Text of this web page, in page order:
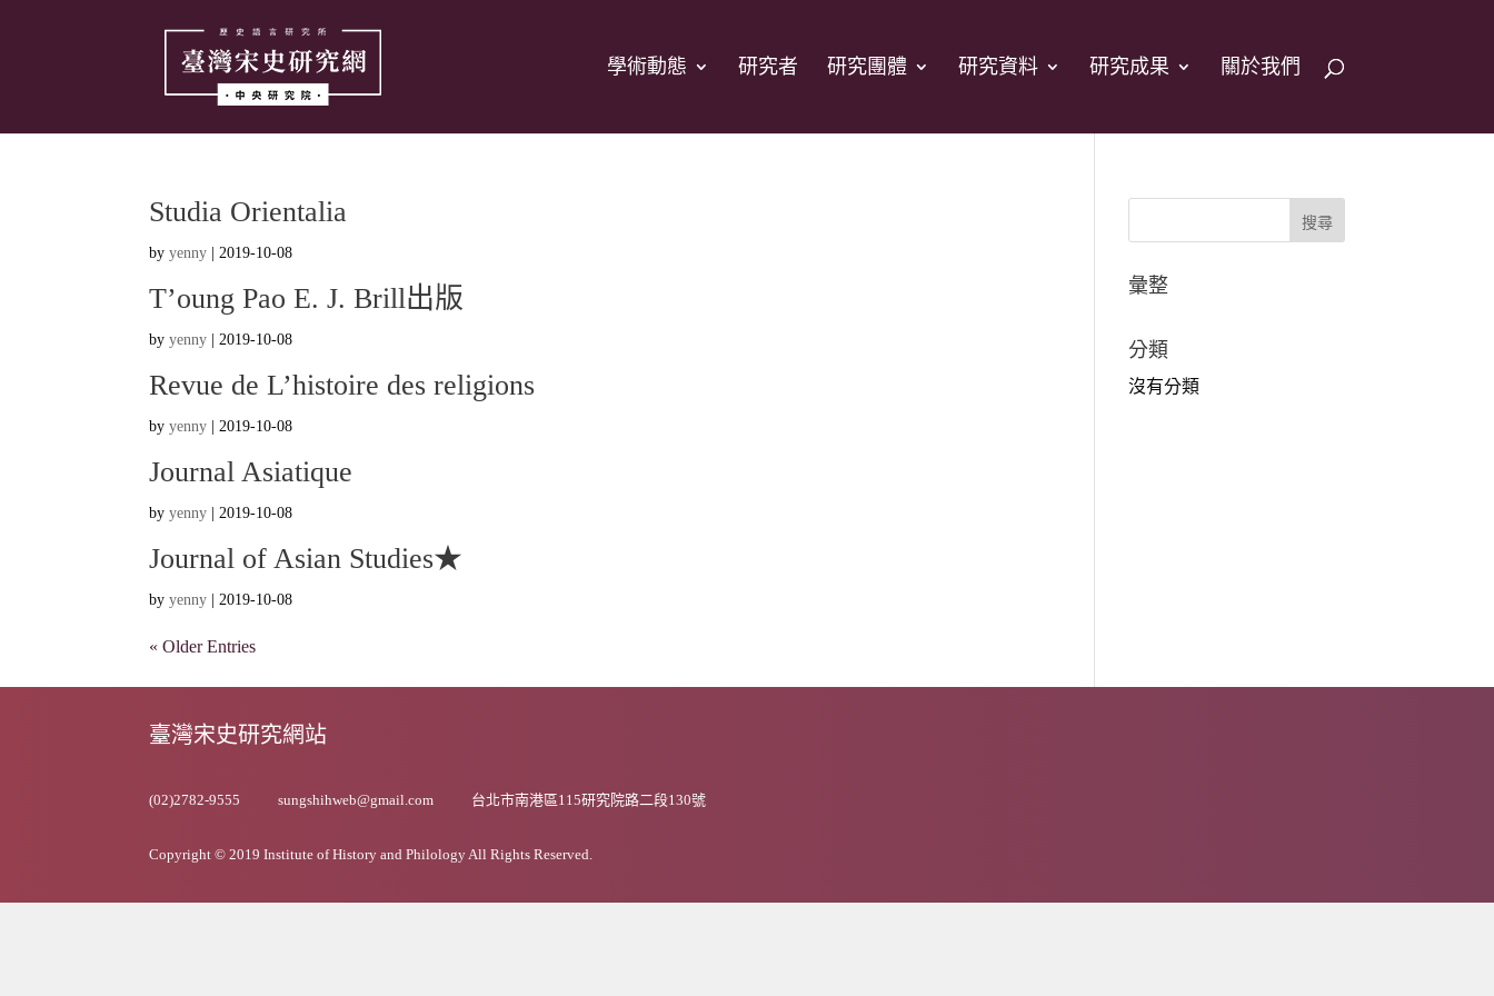
學術動態 研究者 研究團體 研究資料 研究成果 關於我們
Studia Orientalia
byyenny |2019-10-08
T’oung Pao E. J. Brill出版
byyenny |2019-10-08
Revue de L’histoire des religions
byyenny |2019-10-08
Journal Asiatique
byyenny |2019-10-08
Journal of Asian Studies★
byyenny |2019-10-08
« Older Entries
彙整
分類
沒有分類
臺灣宋史研究網站
(02)2782-9555 sungshihweb@gmail.com 台北市南港區115研究院路二段130號
Copyright © 2019 Institute of History and Philology All Rights Reserved.